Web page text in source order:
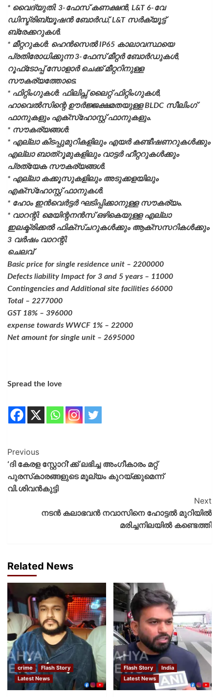
* വൈദ്യുതി: 3-ഫേസ് കണക്ഷൻ, L&T 6-വേ
ഡിസ്ട്രിബ്യൂഷൻ ബോർഡ്, L&T സർക്യൂട്ട്
ബ്രേക്കറുകൾ.
* മീറ്ററുകൾ: ഹെൻസെൽ IP65 കാലാവസ്ഥയെ
പ്രതിരോധിക്കുന്ന 3-ഫേസ് മീറ്റർ ബോർഡുകൾ,
റൂഫ്‌ടോപ്പ് സോളാർ ചെക്ക് മീറ്ററിനുള്ള
സൗകര്യത്തോടെ.
* ഫിറ്റിംഗുകൾ: ഫിലിപ്സ് ലൈറ്റ് ഫിറ്റിംഗുകൾ,
ഹാവെൽസിന്റെ ഊർജ്ജക്ഷമതയുള്ള BLDC സീലിംഗ്
ഫാനുകളും എക്സ്ഹോസ്റ്റ് ഫാനുകളും.
* സൗകര്യങ്ങൾ:
* എല്ലാ കിടപ്പുമുറികളിലും എയർ കണ്ടീഷണറുകൾക്കും
എല്ലാ ബാത്റൂമുകളിലും വാട്ടർ ഹീറ്ററുകൾക്കും
പ്രത്യേക സൗകര്യങ്ങൾ.
* എല്ലാ കക്കൂസുകളിലും അടുക്കളയിലും
എക്സ്ഹോസ്റ്റ് ഫാനുകൾ.
* ഹോം ഇൻവെർട്ടർ ഘടിപ്പിക്കാനുള്ള സൗകര്യം.
* വാറന്റി: മെയിന്റനൻസ് ഒഴികെയുള്ള എല്ലാ
ഇലക്ട്രിക്കൽ ഫിക്സ്ചറുകൾക്കും ആക്സസറികൾക്കും
3 വർഷം വാറന്റി.
ചെലവ്
Basic price for single residence unit – 2200000
Defects liability Impact for 3 and 5 years – 11000
Contingencies and Additional site facilities 66000
Total – 2277000
GST 18% – 396000
expense towards WWCF 1% – 22000
Net amount for single unit – 2695000
Spread the love
Previous
‘ദി കേരള സ്റ്റോറി’ക്ക് ലഭിച്ച അം​ഗീകാരം മറ്റ്
പുരസ്‌കാരങ്ങളുടെ മൂല്യം കുറയ്ക്കുമെന്ന്
വി.ശിവൻകുട്ടി
Next
നടൻ കലാഭവൻ നവാസിനെ ഹോട്ടൽ മുറിയിൽ
മരിച്ചനിലയിൽ കണ്ടെത്തി
Related News
crime
Flash Story
Latest News
Flash Story
India
Latest News